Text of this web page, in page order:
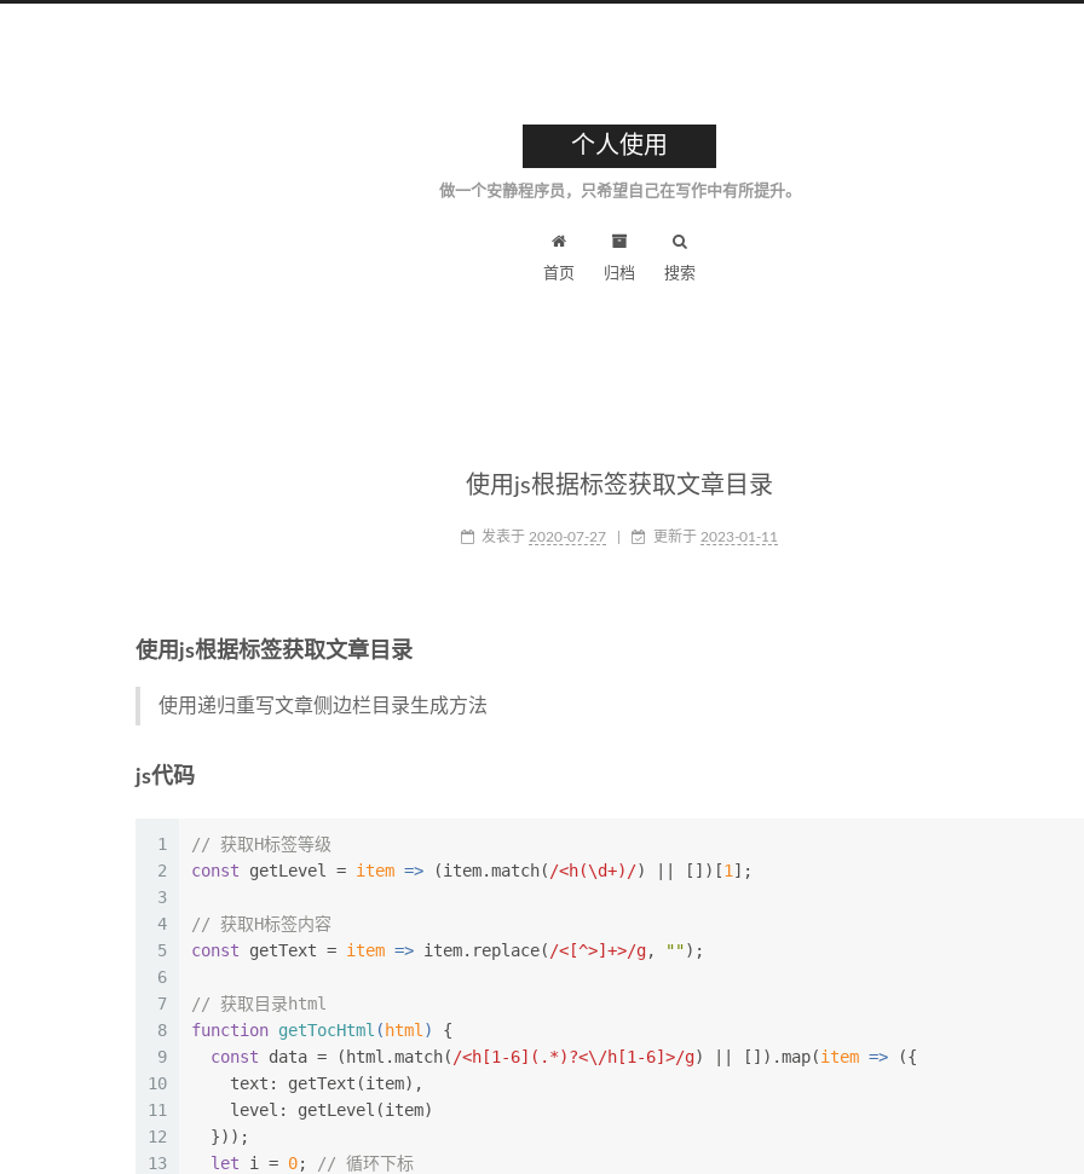
个人使用
做一个安静程序员，只希望自己在写作中有所提升。
首页 归档 搜索
使用js根据标签获取文章目录
发表于 2020-07-27 更新于 2023-01-11
使用js根据标签获取文章目录
使用递归重写文章侧边栏目录生成方法
js代码
1
2
3
4
5
6
7
8
9
10
11
12
13
// 获取H标签等级
const getLevel = item => (item.match( /<h(\d+)/) || [])[1 ];
// 获取H标签内容
const getText = item => item.replace( /<[^>]+>/g, "");
// 获取目录html
function getTocHtml ( html ) {
const data = (html.match( /<h[1-6](.*)?<\/h[1-6]>/g) || []).map(item => ({
    text: getText(item),
    level: getLevel(item)
  }));
let i = 0; // 循环下标